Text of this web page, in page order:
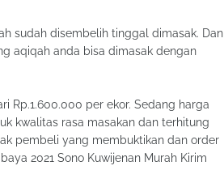
sudah disembelih tinggal dimasak. Dan
aqiqah anda bisa dimasak dengan
Rp.1.600.000 per ekor. Sedang harga
kwalitas rasa masakan dan terhitung
pembeli yang membuktikan dan order
2021 Sono Kuwijenan Murah Kirim